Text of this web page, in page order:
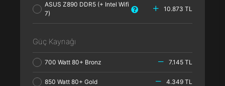
ASUS Z890 DDR5 (+ Intel Wifi
7)
10.873 TL
Güç Kaynağı
700 Watt 80+ Bronz 7.145 TL
850 Watt 80+ Gold 4.349 TL